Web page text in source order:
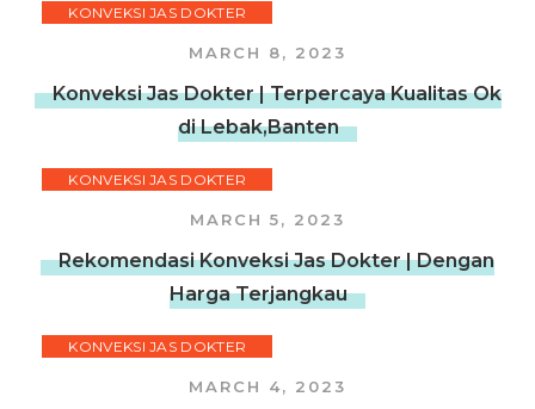
KONVEKSI JAS DOKTER
MARCH 8, 2023
Konveksi Jas Dokter | Terpercaya Kualitas Ok
di Lebak,Banten
KONVEKSI JAS DOKTER
MARCH 5, 2023
Rekomendasi Konveksi Jas Dokter | Dengan
Harga Terjangkau
KONVEKSI JAS DOKTER
MARCH 4, 2023